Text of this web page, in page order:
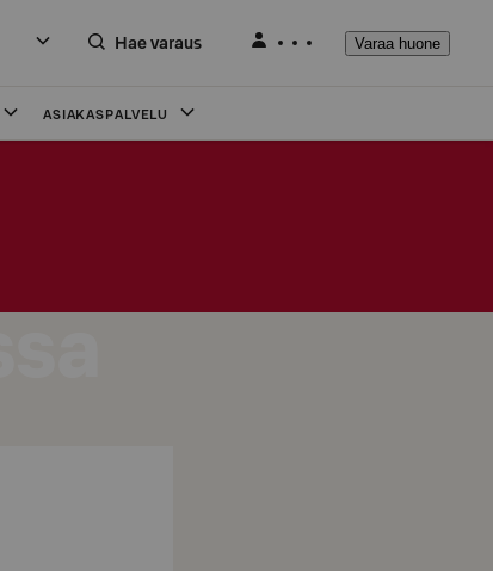
Hae varaus Varaa huone
ASIAKASPALVELU